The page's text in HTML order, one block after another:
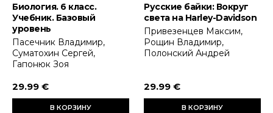
Биология. 6 класс.
Учебник. Базовый
уровень
Пасечник Владимир,
Суматохин Сергей,
Гапонюк Зоя
29.99 €
В КОРЗИНУ
Русские байки: Вокруг
света на Harley-Davidson
Привезенцев Максим,
Рощин Владимир,
Полонский Андрей
29.99 €
В КОРЗИНУ